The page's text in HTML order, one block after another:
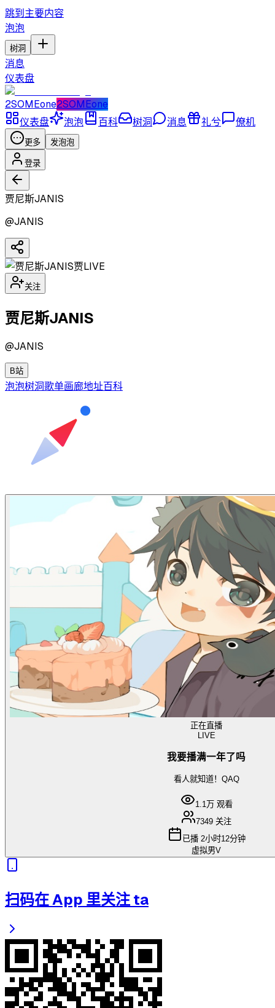
跳到主要内容
泡泡
树洞
消息
仪表盘
2SOMEone2SOMEone
仪表盘
泡泡 百科 树洞 消息 礼兮 僚机
更多 发泡泡
登录
贾尼斯JANIS
@JANIS
贾LIVE
关注
贾尼斯JANIS
@JANIS
B站
泡泡树洞歌单画廊地址百科
正在直播
LIVE
我要播满一年了吗
看人就知道！QAQ
1.1万 观看
7349 关注
已播 2小时12分钟
虚拟男V
扫码在 App 里关注 ta